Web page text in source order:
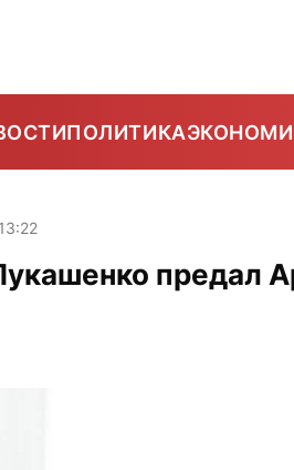
ПОЛИТИКА
13:22
предал